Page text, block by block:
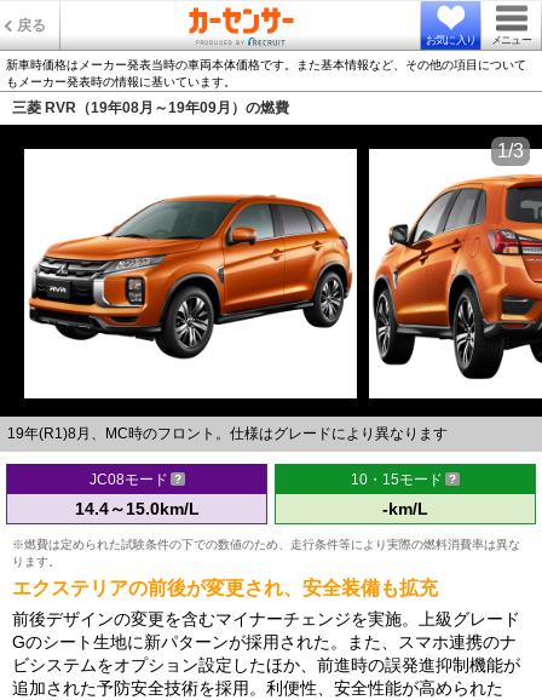
戻る
お気に入り メニュー
新車時価格はメーカー発表当時の車両本体価格です。また基本情報など、その他の項目について
もメーカー発表時の情報に基いています。
三菱 RVR（19年08月～19年09月）の燃費
19年(R1)8月、MC時のフロント。仕様はグレードにより異なります
1/3
JC08モード
14.4～15.0km/L
10・15モード
-km/L
※燃費は定められた試験条件の下での数値のため、走行条件等により実際の燃料消費率は異な
ります。
エクステリアの前後が変更され、安全装備も拡充
前後デザインの変更を含むマイナーチェンジを実施。上級グレード
Gのシート生地に新パターンが採用された。また、スマホ連携のナ
ビシステムをオプション設定したほか、前進時の誤発進抑制機能が
追加された予防安全技術を採用。利便性、安全性能が高められた